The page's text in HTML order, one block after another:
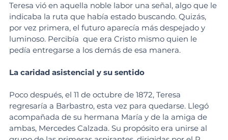
Teresa vió en aquella noble labor una señal, algo que le
indicaba la ruta que había estado buscando. Quizás,
por vez primera, el futuro aparecía más despejado y
luminoso. Percibía  que era Cristo mismo quien le
pedía entregarse a los demás de esa manera.
La caridad asistencial y su sentido
Poco después, el 11 de octubre de 1872, Teresa
regresaría a Barbastro, esta vez para quedarse. Llegó
acompañada de su hermana María y de la amiga de
ambas, Mercedes Calzada. Su propósito era unirse al